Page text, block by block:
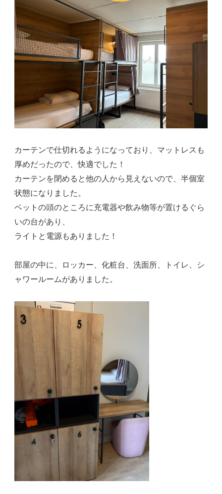
カーテンで仕切れるようになっており、マットレスも
厚めだったので、快適でした！
カーテンを閉めると他の人から見えないので、半個室
状態になりました。
ベットの頭のところに充電器や飲み物等が置けるぐら
いの台があり、
ライトと電源もありました！
部屋の中に、ロッカー、化粧台、洗面所、トイレ、シ
ャワールームがありました。